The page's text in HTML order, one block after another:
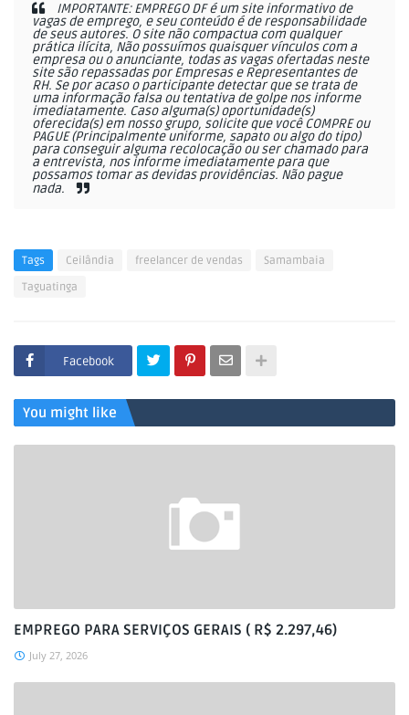
IMPORTANTE: EMPREGO DF é um site informativo de
vagas de emprego, e seu conteúdo é de responsabilidade
de seus autores. O site não compactua com qualquer
prática ilícita, Não possuímos quaisquer vínculos com a
empresa ou o anunciante, todas as vagas ofertadas neste
site são repassadas por Empresas e Representantes de
RH. Se por acaso o participante detectar que se trata de
uma informação falsa ou tentativa de golpe nos informe
imediatamente. Caso alguma(s) oportunidade(s)
oferecida(s) em nosso grupo, solicite que você COMPRE ou
PAGUE (Principalmente uniforme, sapato ou algo do tipo)
para conseguir alguma recolocação ou ser chamado para
a entrevista, nos informe imediatamente para que
possamos tomar as devidas providências. Não pague
nada.
Tags Ceilândia freelancer de vendas
Samambaia
Taguatinga
Facebook
You might like
EMPREGO PARA SERVIÇOS GERAIS ( R$ 2.297,46)
July 27, 2026